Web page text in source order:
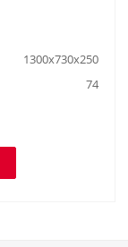
1300х730х250
74